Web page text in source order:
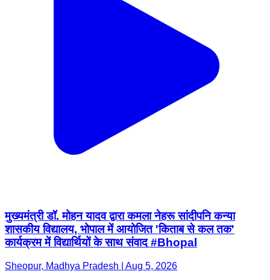
मुख्यमंत्री डॉ. मोहन यादव द्वारा कमला नेहरू सांदीपनि कन्या